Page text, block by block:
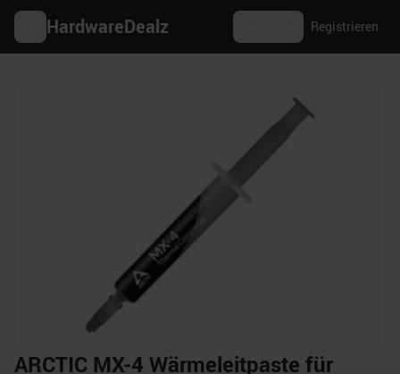
HardwareDealz Registrieren
ARCTIC MX-4 Wärmeleitpaste für